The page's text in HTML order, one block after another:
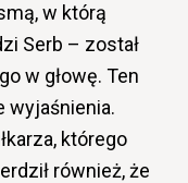
w którą
Serb – został
w głowę. Ten
wyjaśnienia.
którego
również, że